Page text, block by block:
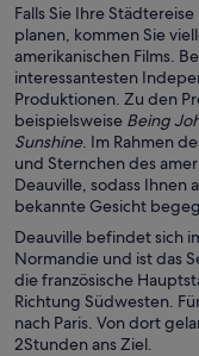
Falls Sie Ihre
planen, kommen Sie
amerikanischen Films.
interessantesten
Produktionen. Zu den
beispielsweise Being
Sunshine. Im Rahmen
und Sternchen des
Deauville, sodass Ihnen
bekannte Gesicht
Deauville befindet sich
Normandie und ist das
die französische
Richtung Südwesten.
nach Paris. Von dort
2Stunden ans Ziel.